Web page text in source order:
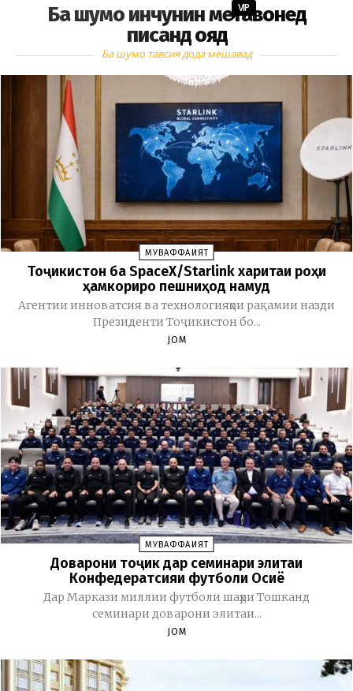
Ба шумо инчунин метавонед
писанд ояд
VIP
Ба шумо тавсия дода мешавад
МУВАФФАҚИЯТ
Тоҷикистон ба SpaceX/Starlink харитаи роҳи
ҳамкориро пешниҳод намуд
Агентии инноватсия ва технологияҳои рақамии назди
Президенти Тоҷикистон бо...
JOM
МУВАФФАҚИЯТ
Доварони тоҷик дар семинари элитаи
Конфедератсияи футболи Осиё
Дар Маркази миллии футболи шаҳри Тошканд
семинари доварони элитаи...
JOM